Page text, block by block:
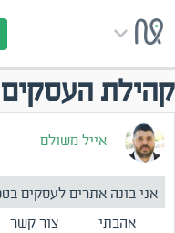
קהילת העסקים
אייל משולם
משמעותית מא...
אהבתי צור קשר